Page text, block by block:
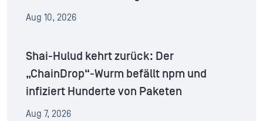
Aug 10, 2026
Shai-Hulud kehrt zurück: Der
„ChainDrop“-Wurm befällt npm und
infiziert Hunderte von Paketen
Aug 7, 2026